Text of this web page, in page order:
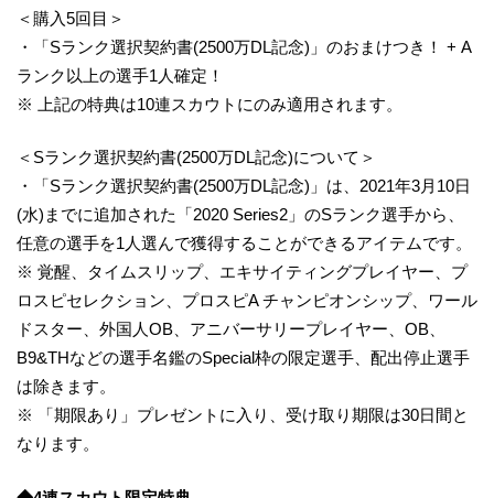
＜購入5回目＞
・「Sランク選択契約書(2500万DL記念)」のおまけつき！ + A
ランク以上の選手1人確定！
※ 上記の特典は10連スカウトにのみ適用されます。
＜Sランク選択契約書(2500万DL記念)について＞
・「Sランク選択契約書(2500万DL記念)」は、2021年3月10日
(水)までに追加された「2020 Series2」のSランク選手から、
任意の選手を1人選んで獲得することができるアイテムです。
※ 覚醒、タイムスリップ、エキサイティングプレイヤー、プ
ロスピセレクション、プロスピA チャンピオンシップ、ワール
ドスター、外国人OB、アニバーサリープレイヤー、OB、
B9&THなどの選手名鑑のSpecial枠の限定選手、配出停止選手
は除きます。
※ 「期限あり」プレゼントに入り、受け取り期限は30日間と
なります。